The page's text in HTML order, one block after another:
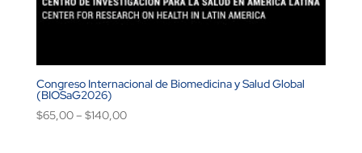
Congreso Internacional de Biomedicina y Salud Global
(BIOSaG2026)
$65,00– $140,00